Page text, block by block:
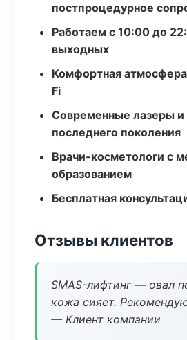
постпроцедурное
Работаем с 10:00 до
выходных
Комфортная
Fi
Современные лазеры и
последнего поколения
Врачи-косметологи с
образованием
Бесплатная
Отзывы клиентов
SMAS-лифтинг — овал
кожа сияет.
— Клиент компании